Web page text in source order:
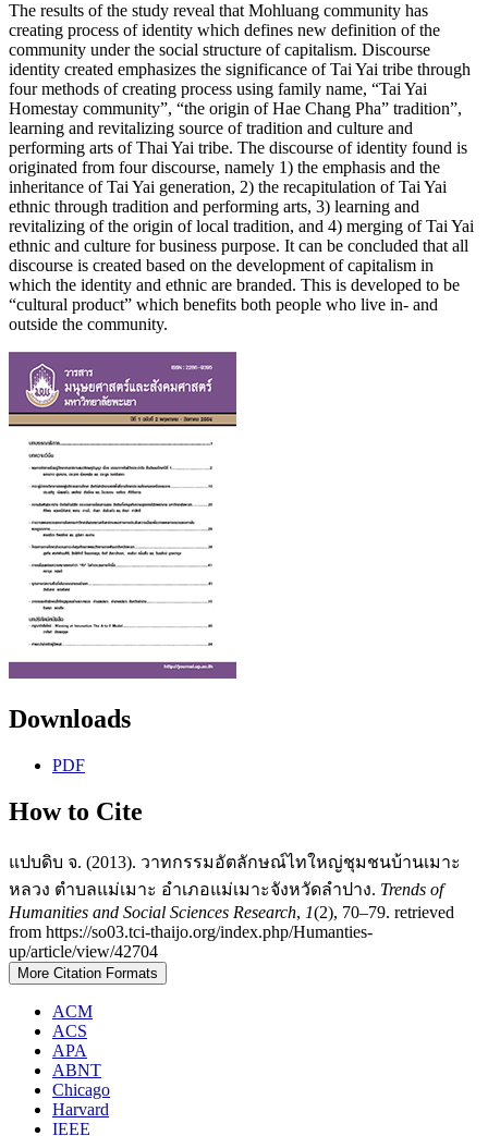
The results of the study reveal that Mohluang community has
creating process of identity which defines new definition of the
community under the social structure of capitalism. Discourse
identity created emphasizes the significance of Tai Yai tribe through
four methods of creating process using family name, “Tai Yai
Homestay community”, “the origin of Hae Chang Pha” tradition”,
learning and revitalizing source of tradition and culture and
performing arts of Thai Yai tribe. The discourse of identity found is
originated from four discourse, namely 1) the emphasis and the
inheritance of Tai Yai generation, 2) the recapitulation of Tai Yai
ethnic through tradition and performing arts, 3) learning and
revitalizing of the origin of local tradition, and 4) merging of Tai Yai
ethnic and culture for business purpose. It can be concluded that all
discourse is created based on the development of capitalism in
which the identity and ethnic are branded. This is developed to be
“cultural product” which benefits both people who live in- and
outside the community.
Downloads
PDF
How to Cite
แปบดิบ จ. (2013). วาทกรรมอัตลักษณ์ไทใหญ่ชุมชนบ้านเมาะ
หลวง ตำบลแม่เมาะ อำเภอแม่เมาะจังหวัดลำปาง. Trends of
Humanities and Social Sciences Research, 1(2), 70–79. retrieved
from https://so03.tci-thaijo.org/index.php/Humanties-
up/article/view/42704
More Citation Formats
ACM
ACS
APA
ABNT
Chicago
Harvard
IEEE